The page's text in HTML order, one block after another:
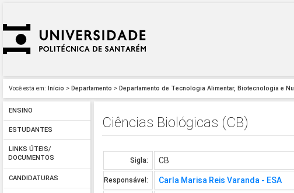
Você está em: Início > Departamento > Departamento de Tecnologia Alimentar, Biotecnologia e
ENSINO
ESTUDANTES
LINKS ÚTEIS/
DOCUMENTOS
CANDIDATURAS
Ciências Biológicas (CB)
Sigla: CB
Responsável: Carla Marisa Reis Varanda - ESA